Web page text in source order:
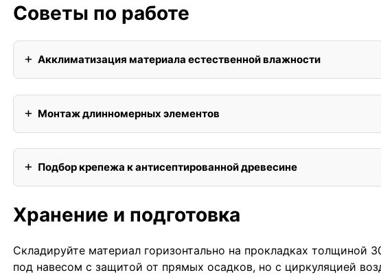
Советы по работе
Акклиматизация материала естественной влажности
Монтаж длинномерных элементов
Подбор крепежа к антисептированной древесине
Хранение и подготовка
Складируйте материал горизонтально на прокладках
под навесом с защитой от прямых осадков, но с циркуляцией